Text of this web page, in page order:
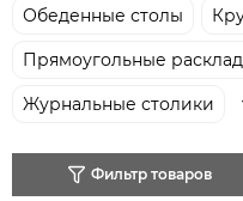
Обеденные столы
Прямоугольные
Журнальные столики
Фильтр товаров